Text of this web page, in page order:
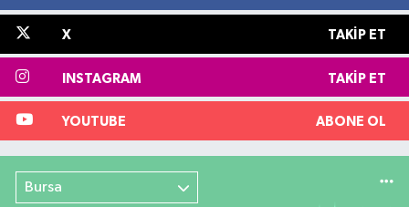
X TAKIP ET
INSTAGRAM TAKIP ET
YOUTUBE ABONE OL
Bursa